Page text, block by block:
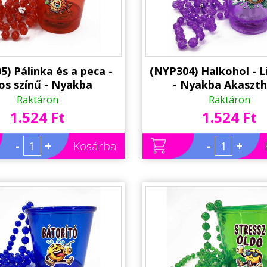
Pálinka és a peca -
színű - Nyakba
Felespohár, LED
- Horgász ajándék
Party Pohár - Party
Kellék
Raktáron
1.524 Ft
- + Kosárba
(NYP304) Halkohol -
- Nyakba
Felespohár, LED
Horgász ajándék
Pohár - Party
Raktáron
1.524 Ft
- +